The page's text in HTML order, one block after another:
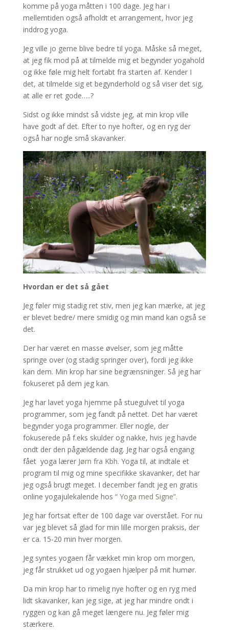
komme på yoga måtten i 100 dage. Jeg har i
mellemtiden også afholdt et arrangement, hvor jeg
inddrog yoga.
Jeg ville jo gerne blive bedre til yoga. Måske så meget,
at jeg fik mod på at tilmelde mig et begynder yogahold
og ikke føle mig helt fortabt fra starten af. Kender I
det, at tilmelde sig et begynderhold og så viser det sig,
at alle er ret gode…..?
Sidst og ikke mindst så vidste jeg, at min krop ville
have godt af det. Efter to nye hofter, og en ryg der
også har nogle små skavanker.
Hvordan er det så gået
Jeg føler mig stadig ret stiv, men jeg kan mærke, at jeg
er blevet bedre/ mere smidig og min mand kan også se
det.
Der har været en masse øvelser, som jeg måtte
springe over (og stadig springer over), fordi jeg ikke
kan dem. Min krop har sine begrænsninger. Så jeg har
fokuseret på dem jeg kan.
Jeg har lavet yoga hjemme på stuegulvet til yoga
programmer, som jeg fandt på nettet. Det har været
begynder yoga programmer. Eller nogle, der
fokuserede på f.eks skulder og nakke, hvis jeg havde
ondt der den pågældende dag. Jeg har også engang
fået yoga lærer Jørn fra Kbh. Yoga til, at indtale et
program til mig og mine specifikke skavanker, det har
jeg også brugt meget. I december fandt jeg en gratis
online yogajulekalende hos “ Yoga med Signe”.
Jeg har fortsat efter de 100 dage var overstået. For nu
var jeg blevet så glad for min lille morgen praksis, der
er ca. 15-20 min hver morgen.
Jeg syntes yogaen får vækket min krop om morgen,
jeg får strukket ud og yogaen hjælper på mit humør.
Da min krop har to rimelig nye hofter og en ryg med
lidt skavanker, kan jeg sige, at jeg har mindre ondt i
ryggen og kan gå meget længere nu. Jeg føler mig
stærkere.